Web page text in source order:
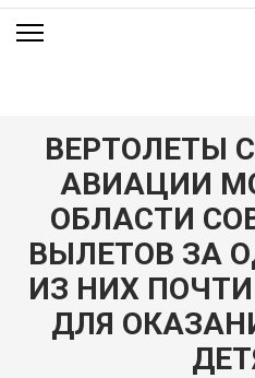
ВЕРТОЛЕТЫ
АВИАЦИИ
ОБЛАСТИ
ВЫЛЕТОВ ЗА
ИЗ НИХ
ДЛЯ